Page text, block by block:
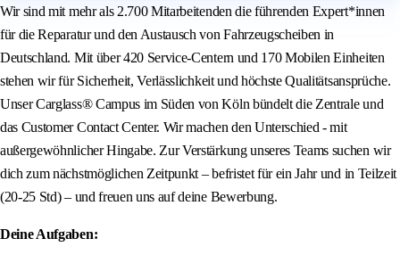
Wir sind mit mehr als 2.700 Mitarbeitenden die führenden Expert*innen
für die Reparatur und den Austausch von Fahrzeugscheiben in
Deutschland. Mit über 420 Service-Centern und 170 Mobilen Einheiten
stehen wir für Sicherheit, Verlässlichkeit und höchste Qualitätsansprüche.
Unser Carglass® Campus im Süden von Köln bündelt die Zentrale und
das Customer Contact Center. Wir machen den Unterschied - mit
außergewöhnlicher Hingabe. Zur Verstärkung unseres Teams suchen wir
dich zum nächstmöglichen Zeitpunkt – befristet für ein Jahr und in Teilzeit
(20-25 Std) – und freuen uns auf deine Bewerbung.
Deine Aufgaben: